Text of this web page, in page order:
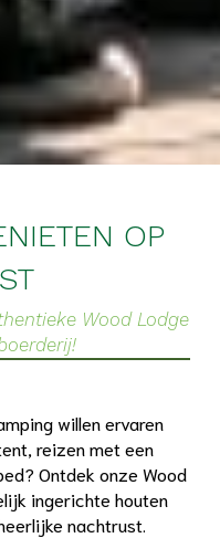
OP
Wood Lodge
willen ervaren
reizen met een
Ontdek onze Wood
ingerichte houten
nachtrust.